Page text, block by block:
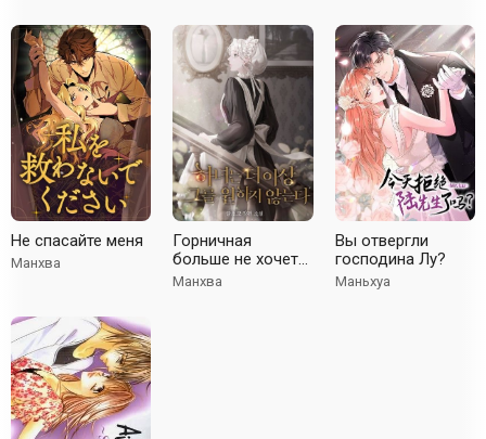
Не спасайте меня
Манхва
Горничная
больше не хочет
его видеть
Манхва
Вы отвергли
господина Лу?
Маньхуа